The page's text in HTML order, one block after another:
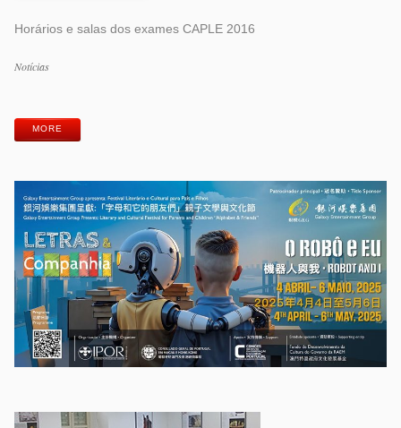
Horários e salas dos exames CAPLE 2016
Categorias
Notícias
MORE